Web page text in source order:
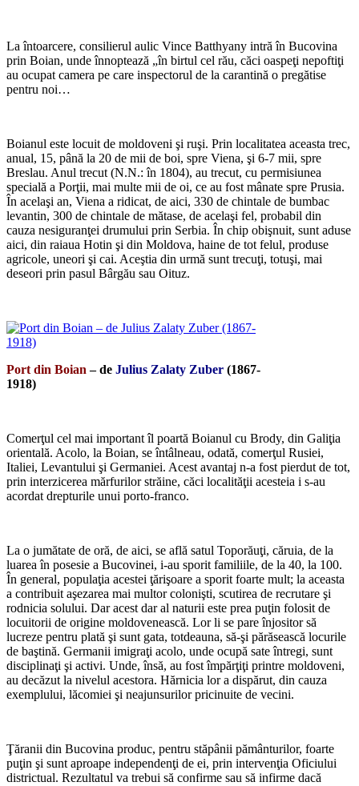
La întoarcere, consilierul aulic Vince Batthyany intră în Bucovina
prin Boian, unde înnoptează „în birtul cel rău, căci oaspeţi nepoftiţi
au ocupat camera pe care inspectorul de la carantină o pregătise
pentru noi…
Boianul este locuit de moldoveni şi ruşi. Prin localitatea aceasta trec,
anual, 15, până la 20 de mii de boi, spre Viena, şi 6-7 mii, spre
Breslau. Anul trecut (N.N.: în 1804), au trecut, cu permisiunea
specială a Porţii, mai multe mii de oi, ce au fost mânate spre Prusia.
În acelaşi an, Viena a ridicat, de aici, 330 de chintale de bumbac
levantin, 300 de chintale de mătase, de acelaşi fel, probabil din
cauza nesiguranţei drumului prin Serbia. În chip obişnuit, sunt aduse
aici, din raiaua Hotin şi din Moldova, haine de tot felul, produse
agricole, uneori şi cai. Aceştia din urmă sunt trecuţi, totuşi, mai
deseori prin pasul Bârgău sau Oituz.
Port din Boian – de Julius Zalaty Zuber (1867-
1918)
Comerţul cel mai important îl poartă Boianul cu Brody, din Galiţia
orientală. Acolo, la Boian, se întâlneau, odată, comerţul Rusiei,
Italiei, Levantului şi Germaniei. Acest avantaj n-a fost pierdut de tot,
prin interzicerea mărfurilor străine, căci localităţii acesteia i s-au
acordat drepturile unui porto-franco.
La o jumătate de oră, de aici, se află satul Toporăuţi, căruia, de la
luarea în posesie a Bucovinei, i-au sporit familiile, de la 40, la 100.
În general, populaţia acestei ţărişoare a sporit foarte mult; la aceasta
a contribuit aşezarea mai multor colonişti, scutirea de recrutare şi
rodnicia solului. Dar acest dar al naturii este prea puţin folosit de
locuitorii de origine moldovenească. Lor li se pare înjositor să
lucreze pentru plată şi sunt gata, totdeauna, să-şi părăsească locurile
de baştină. Germanii imigraţi acolo, unde ocupă sate întregi, sunt
disciplinaţi şi activi. Unde, însă, au fost împărţiţi printre moldoveni,
au decăzut la nivelul acestora. Hărnicia lor a dispărut, din cauza
exemplului, lăcomiei şi neajunsurilor pricinuite de vecini.
Ţăranii din Bucovina produc, pentru stăpânii pământurilor, foarte
puţin şi sunt aproape independenţi de ei, prin intervenţia Oficiului
districtual. Rezultatul va trebui să confirme sau să infirme dacă